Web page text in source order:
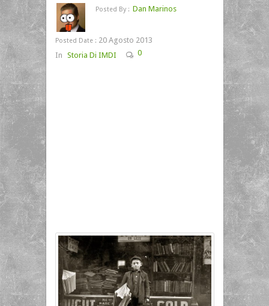
Posted By : Dan Marinos
Posted Date : 20 Agosto 2013
In Storia Di IMDI 0